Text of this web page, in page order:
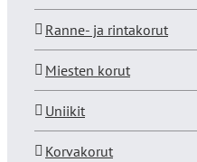
Ranne- ja rintakorut
Miesten korut
Uniikit
Korvakorut